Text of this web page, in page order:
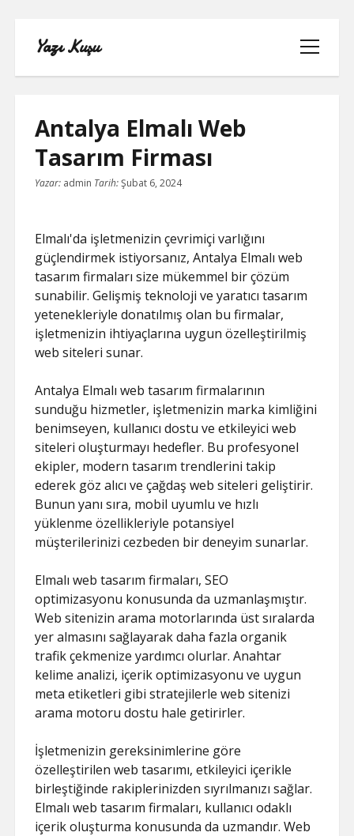
Yazı Kuşu
menüyü
aç
IGTV IZLENME YÜKSELTME PARASIZ
INSTAGRAM BOT TAKIPÇI BASMA
ÜCRETSIZ
LISTE
SAYFA LISTESI
Antalya Elmalı Web
Tasarım Firması
Yazar: admin Tarih:Şubat 6, 2024
Elmalı'da işletmenizin çevrimiçi varlığını
güçlendirmek istiyorsanız, Antalya Elmalı web
tasarım firmaları size mükemmel bir çözüm
sunabilir. Gelişmiş teknoloji ve yaratıcı tasarım
yetenekleriyle donatılmış olan bu firmalar,
işletmenizin ihtiyaçlarına uygun özelleştirilmiş
web siteleri sunar.
Antalya Elmalı web tasarım firmalarının
sunduğu hizmetler, işletmenizin marka kimliğini
benimseyen, kullanıcı dostu ve etkileyici web
siteleri oluşturmayı hedefler. Bu profesyonel
ekipler, modern tasarım trendlerini takip
ederek göz alıcı ve çağdaş web siteleri geliştirir.
Bunun yanı sıra, mobil uyumlu ve hızlı
yüklenme özellikleriyle potansiyel
müşterilerinizi cezbeden bir deneyim sunarlar.
Elmalı web tasarım firmaları, SEO
optimizasyonu konusunda da uzmanlaşmıştır.
Web sitenizin arama motorlarında üst sıralarda
yer almasını sağlayarak daha fazla organik
trafik çekmenize yardımcı olurlar. Anahtar
kelime analizi, içerik optimizasyonu ve uygun
meta etiketleri gibi stratejilerle web sitenizi
arama motoru dostu hale getirirler.
İşletmenizin gereksinimlerine göre
özelleştirilen web tasarımı, etkileyici içerikle
birleştiğinde rakiplerinizden sıyrılmanızı sağlar.
Elmalı web tasarım firmaları, kullanıcı odaklı
içerik oluşturma konusunda da uzmandır. Web